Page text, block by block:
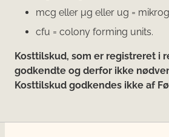
mcg eller μg eller ug =
cfu = colony forming units.
Kosttilskud, som er registreret i
godkendte og derfor ikke
Kosttilskud godkendes ikke af